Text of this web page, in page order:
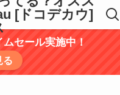
[ドコデカウ]
セール実施中！
る